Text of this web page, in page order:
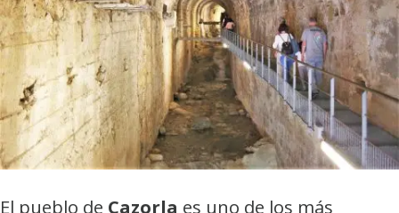
El pueblo de Cazorla es uno de los más